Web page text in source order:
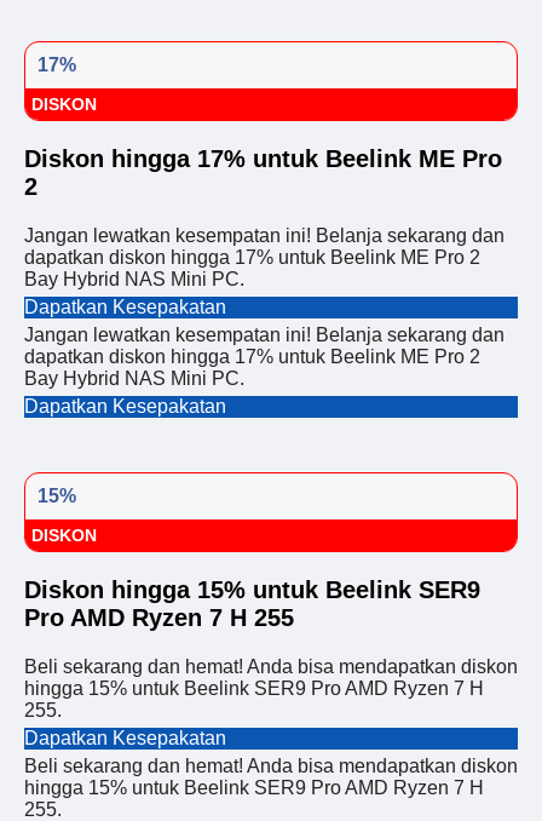
17%
DISKON
Diskon hingga 17% untuk Beelink ME Pro
2
Jangan lewatkan kesempatan ini! Belanja sekarang dan
dapatkan diskon hingga 17% untuk Beelink ME Pro 2
Bay Hybrid NAS Mini PC.
Dapatkan Kesepakatan
Jangan lewatkan kesempatan ini! Belanja sekarang dan
dapatkan diskon hingga 17% untuk Beelink ME Pro 2
Bay Hybrid NAS Mini PC.
Dapatkan Kesepakatan
15%
DISKON
Diskon hingga 15% untuk Beelink SER9
Pro AMD Ryzen 7 H 255
Beli sekarang dan hemat! Anda bisa mendapatkan diskon
hingga 15% untuk Beelink SER9 Pro AMD Ryzen 7 H
255.
Dapatkan Kesepakatan
Beli sekarang dan hemat! Anda bisa mendapatkan diskon
hingga 15% untuk Beelink SER9 Pro AMD Ryzen 7 H
255.